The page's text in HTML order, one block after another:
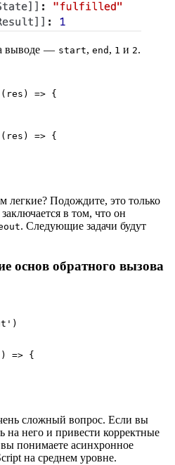
выводе — start, end , 1 и 2.
=> {
=> {
легкие? Подождите, это только
заключается в том, что он
. Следующие задачи будут
основ обратного вызова
=> {
сложный вопрос. Если вы
на него и привести корректные
вы понимаете асинхронное
на среднем уровне.